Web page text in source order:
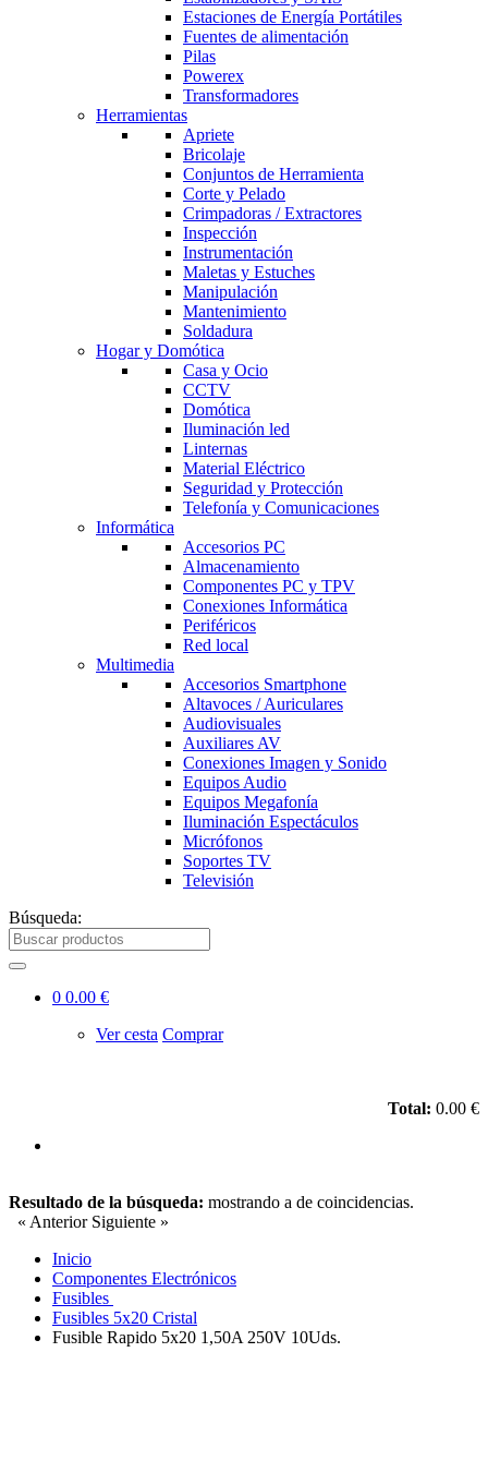
Estaciones de Energía Portátiles
Fuentes de alimentación
Pilas
Powerex
Transformadores
Herramientas
Apriete
Bricolaje
Conjuntos de Herramienta
Corte y Pelado
Crimpadoras / Extractores
Inspección
Instrumentación
Maletas y Estuches
Manipulación
Mantenimiento
Soldadura
Hogar y Domótica
Casa y Ocio
CCTV
Domótica
Iluminación led
Linternas
Material Eléctrico
Seguridad y Protección
Telefonía y Comunicaciones
Informática
Accesorios PC
Almacenamiento
Componentes PC y TPV
Conexiones Informática
Periféricos
Red local
Multimedia
Accesorios Smartphone
Altavoces / Auriculares
Audiovisuales
Auxiliares AV
Conexiones Imagen y Sonido
Equipos Audio
Equipos Megafonía
Iluminación Espectáculos
Micrófonos
Soportes TV
Televisión
Búsqueda:
0 0.00 €
Ver cesta Comprar
Total: 0.00 €
Resultado de la búsqueda: mostrando a de coincidencias.
« Anterior Siguiente »
Inicio
Componentes Electrónicos
Fusibles
Fusibles 5x20 Cristal
Fusible Rapido 5x20 1,50A 250V 10Uds.